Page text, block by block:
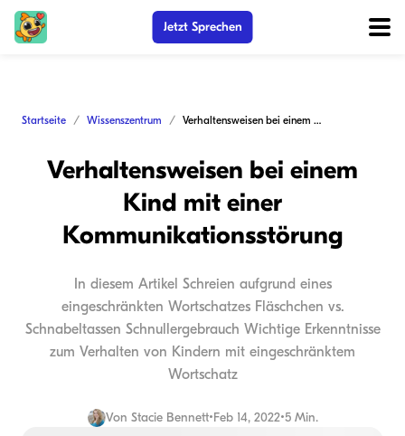
Jetzt Sprechen
Startseite Wissenszentrum Verhaltensweisen bei einem Kind mit einer Kommunikationsstörung
Verhaltensweisen bei einem
Kind mit einer
Kommunikationsstörung
In diesem Artikel Schreien aufgrund eines
eingeschränkten Wortschatzes Fläschchen vs.
Schnabeltassen Schnullergebrauch Wichtige Erkenntnisse
zum Verhalten von Kindern mit eingeschränktem
Wortschatz
Von Stacie Bennett•Feb 14, 2022•5 Min.